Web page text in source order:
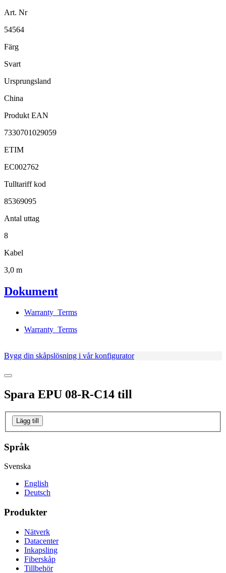
Art. Nr
54564
Färg
Svart
Ursprungsland
China
Produkt EAN
7330701029059
ETIM
EC002762
Tulltariff kod
85369095
Antal uttag
8
Kabel
3,0 m
Dokument
Warranty_Terms
Warranty_Terms
Bygg din skåpslösning i vår konfigurator
Spara EPU 08-R-C14 till
Lägg till
Språk
Svenska
English
Deutsch
Produkter
Nätverk
Datacenter
Inkapsling
Fiberskåp
Tillbehör